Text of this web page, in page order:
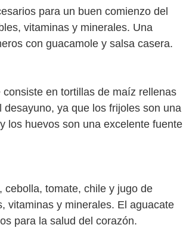
para un buen comienzo del
vitaminas y minerales. Una
con guacamole y salsa casera.
en tortillas de maíz rellenas
ya que los frijoles son una
los huevos son una excelente fuente
cebolla, tomate, chile y jugo de
vitaminas y minerales. El aguacate
para la salud del corazón.